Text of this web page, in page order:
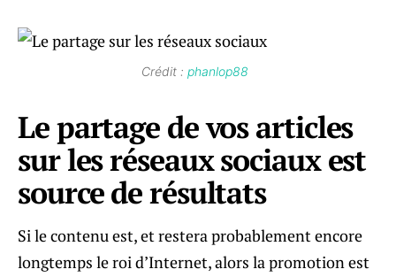
Crédit : phanlop88
Le partage de vos articles
sur les réseaux sociaux est
source de résultats
Si le contenu est, et restera probablement encore
longtemps le roi d’Internet, alors la promotion est